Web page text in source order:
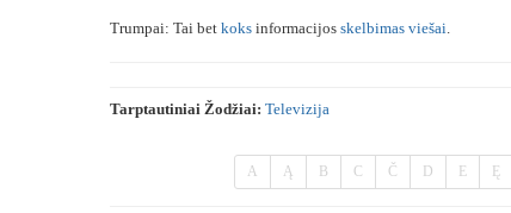
Trumpai: Tai bet koks informacijos skelbimas viešai.
Tarptautiniai Žodžiai: Televizija
A Ą B C Č D E Ę